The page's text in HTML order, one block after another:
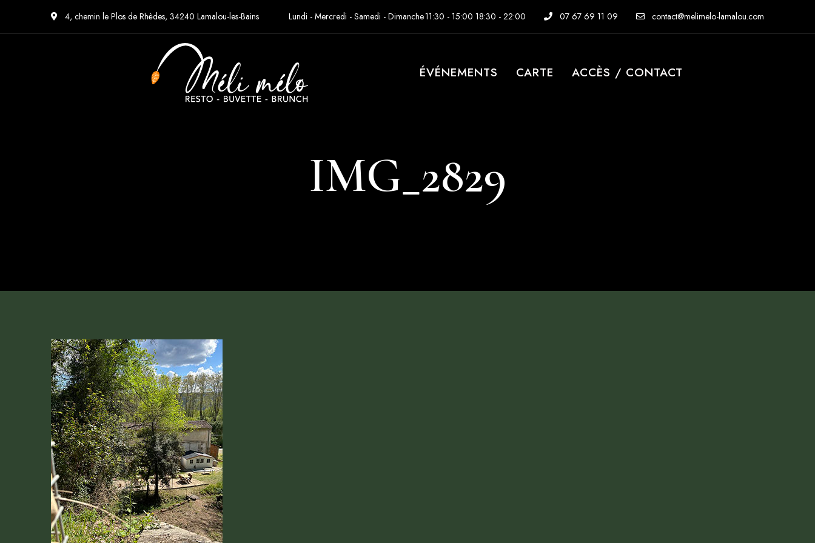
4, chemin le Plos de Rhèdes, 34240 Lamalou-les-Bains Lundi - Mercredi - Samedi - Dimanche11:30 - 15:00 18:30 - 22:00 07 67 69 11 09 contact@melimelo-lamalou.com
ÉVÉNEMENTS CARTE ACCÈS / CONTACT
IMG_2829